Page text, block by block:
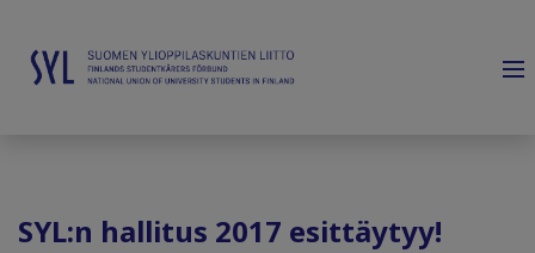
SYL:n hallitus 2017 esittäytyy!